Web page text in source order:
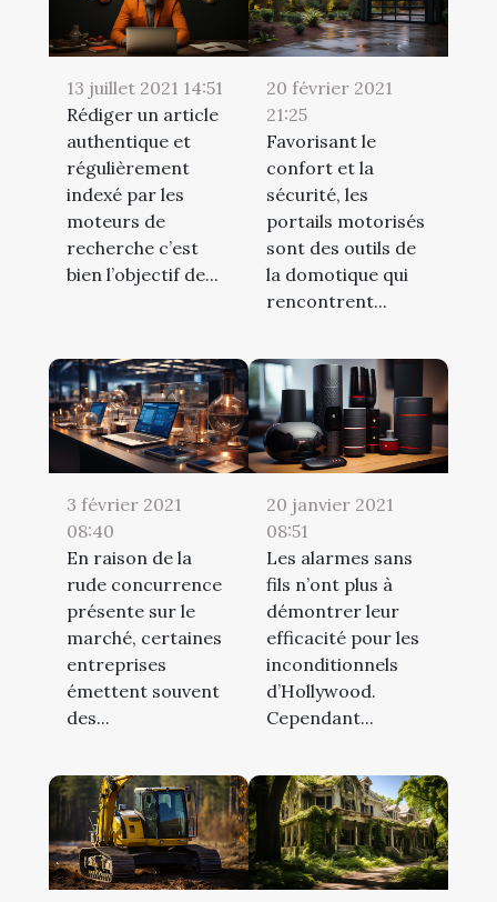
13 juillet 2021 14:51
Rédiger un article
authentique et
régulièrement
indexé par les
moteurs de
recherche c’est
bien l’objectif de...
20 février 2021
21:25
Favorisant le
confort et la
sécurité, les
portails motorisés
sont des outils de
la domotique qui
rencontrent...
3 février 2021
08:40
En raison de la
rude concurrence
présente sur le
marché, certaines
entreprises
émettent souvent
des...
20 janvier 2021
08:51
Les alarmes sans
fils n’ont plus à
démontrer leur
efficacité pour les
inconditionnels
d’Hollywood.
Cependant...